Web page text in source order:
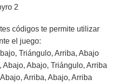
2
códigos te permite utilizar
el juego:
Triángulo, Arriba, Abajo
Abajo, Triángulo, Arriba
Arriba, Abajo, Arriba